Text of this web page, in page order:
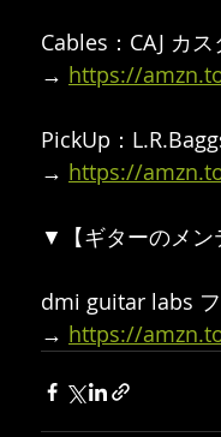
Cables：CAJ カ
→ https://
PickUp：
→ https://
▼【ギターのメ
dmi guitar labs フ
→ https://